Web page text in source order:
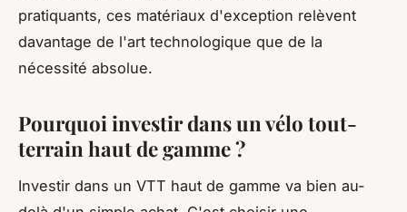
pratiquants, ces matériaux d'exception relèvent
davantage de l'art technologique que de la
nécessité absolue.
Pourquoi investir dans un vélo tout-
terrain haut de gamme ?
Investir dans un VTT haut de gamme va bien au-